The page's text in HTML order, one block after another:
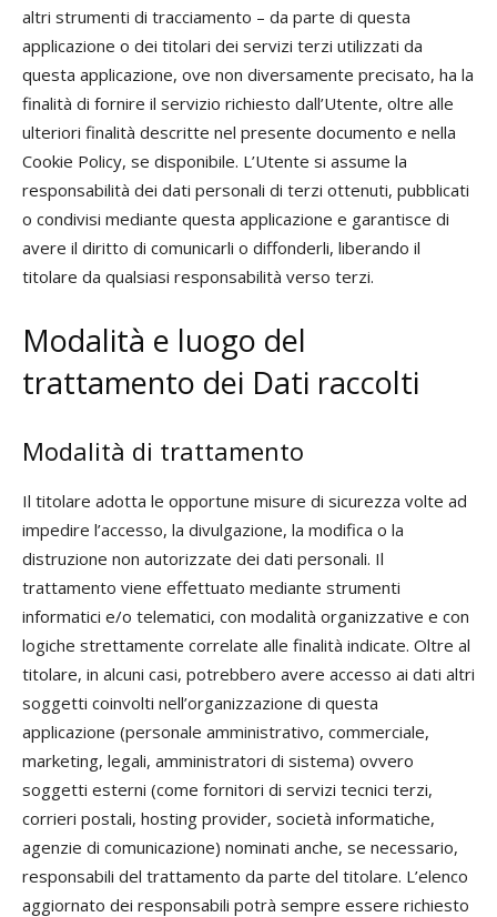
altri strumenti di tracciamento – da parte di questa
applicazione o dei titolari dei servizi terzi utilizzati da
questa applicazione, ove non diversamente precisato, ha la
finalità di fornire il servizio richiesto dall’Utente, oltre alle
ulteriori finalità descritte nel presente documento e nella
Cookie Policy, se disponibile. L’Utente si assume la
responsabilità dei dati personali di terzi ottenuti, pubblicati
o condivisi mediante questa applicazione e garantisce di
avere il diritto di comunicarli o diffonderli, liberando il
titolare da qualsiasi responsabilità verso terzi.
Modalità e luogo del
trattamento dei Dati raccolti
Modalità di trattamento
Il titolare adotta le opportune misure di sicurezza volte ad
impedire l’accesso, la divulgazione, la modifica o la
distruzione non autorizzate dei dati personali. Il
trattamento viene effettuato mediante strumenti
informatici e/o telematici, con modalità organizzative e con
logiche strettamente correlate alle finalità indicate. Oltre al
titolare, in alcuni casi, potrebbero avere accesso ai dati altri
soggetti coinvolti nell’organizzazione di questa
applicazione (personale amministrativo, commerciale,
marketing, legali, amministratori di sistema) ovvero
soggetti esterni (come fornitori di servizi tecnici terzi,
corrieri postali, hosting provider, società informatiche,
agenzie di comunicazione) nominati anche, se necessario,
responsabili del trattamento da parte del titolare. L’elenco
aggiornato dei responsabili potrà sempre essere richiesto